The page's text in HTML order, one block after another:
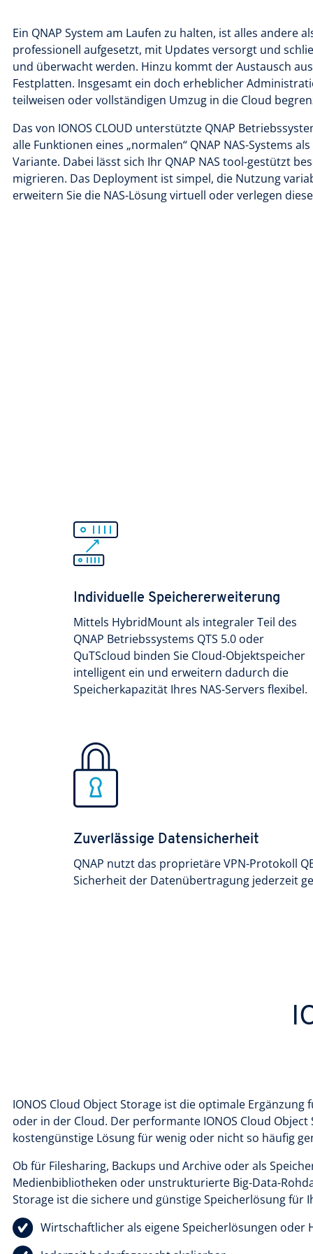
Ein QNAP System am Laufen zu halten, ist alles andere
professionell aufgesetzt, mit Updates versorgt und
und überwacht werden. Hinzu kommt der Austausch
Festplatten. Insgesamt ein doch erheblicher
teilweisen oder vollständigen Umzug in die Cloud
Das von IONOS CLOUD unterstützte QNAP
alle Funktionen eines „normalen“ QNAP NAS-Systems
Variante. Dabei lässt sich Ihr QNAP NAS tool-gestützt
migrieren. Das Deployment ist simpel, die Nutzung
erweitern Sie die NAS-Lösung virtuell oder verlegen
Individuelle Speichererweiterung
Mittels HybridMount als integraler Teil des
QNAP Betriebssystems QTS 5.0 oder
QuTScloud binden Sie Cloud-Objektspeicher
intelligent ein und erweitern dadurch die
Speicherkapazität Ihres NAS-Servers flexibel.
Zuverlässige Datensicherheit
QNAP nutzt das proprietäre VPN-Protokoll
Sicherheit der Datenübertragung jederzeit
IONOS Cloud Object Storage ist die optimale Ergänzung
oder in der Cloud. Der performante IONOS Cloud
kostengünstige Lösung für wenig oder nicht so häufig
Ob für Filesharing, Backups und Archive oder als
Medienbibliotheken oder unstrukturierte Big-Data-
Storage ist die sichere und günstige Speicherlösung für
Wirtschaftlicher als eigene Speicherlösungen oder